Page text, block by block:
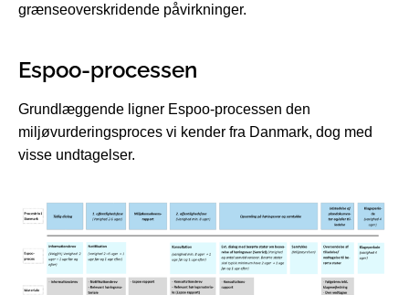
grænseoverskridende påvirkninger.
Espoo-processen
Grundlæggende ligner Espoo-processen den
miljøvurderingsproces vi kender fra Danmark, dog med
visse undtagelser.